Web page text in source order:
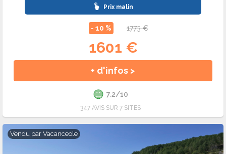
Prix malin
- 10 % 1773 €
1601 €
+ d'infos >
7.2/10
347 AVIS SUR 7 SITES
Vendu par Vacanceole